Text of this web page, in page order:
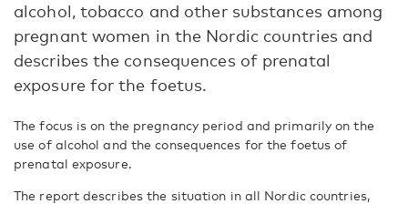
alcohol, tobacco and other substances among
pregnant women in the Nordic countries and
describes the consequences of prenatal
exposure for the foetus.
The focus is on the pregnancy period and primarily on the
use of alcohol and the consequences for the foetus of
prenatal exposure.
The report describes the situation in all Nordic countries,